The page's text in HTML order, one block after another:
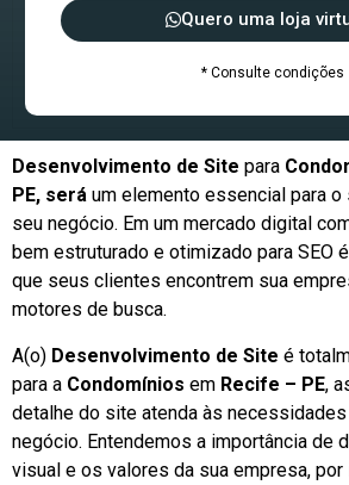
Quero uma loja
* Consulte condições
Desenvolvimento de Site para
PE, será um elemento essencial para
seu negócio. Em um mercado digital
bem estruturado e otimizado para SEO
que seus clientes encontrem sua
motores de busca.
A(o) Desenvolvimento de Site é
para a Condomínios em Recife – PE,
detalhe do site atenda às
negócio. Entendemos a importância de
visual e os valores da sua empresa,